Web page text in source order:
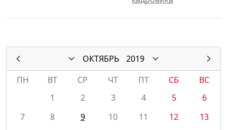
ОКТЯБРЬ
2019
ПН
ВТ СР ЧТ ПТ СБ
ВС
1
2 3 4 5
6
7
8 9 10 11 12
13